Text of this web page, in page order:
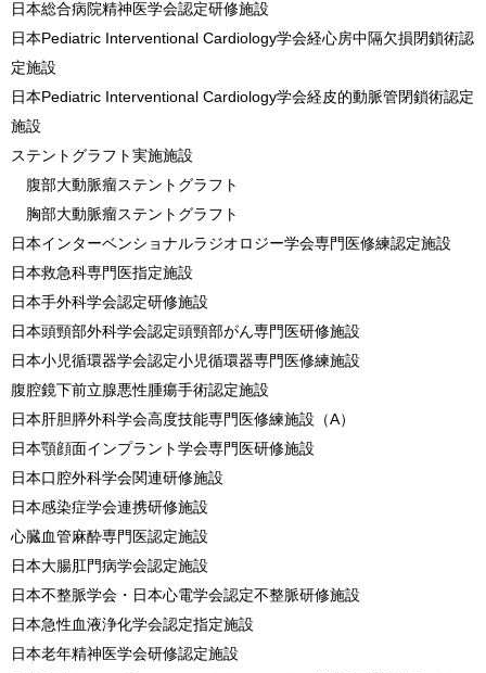
日本総合病院精神医学会認定研修施設
日本Pediatric Interventional Cardiology学会経心房中隔欠損閉鎖術認
定施設
日本Pediatric Interventional Cardiology学会経皮的動脈管閉鎖術認定
施設
ステントグラフト実施施設
腹部大動脈瘤ステントグラフト
胸部大動脈瘤ステントグラフト
日本インターベンショナルラジオロジー学会専門医修練認定施設
日本救急科専門医指定施設
日本手外科学会認定研修施設
日本頭頸部外科学会認定頭頸部がん専門医研修施設
日本小児循環器学会認定小児循環器専門医修練施設
腹腔鏡下前立腺悪性腫瘍手術認定施設
日本肝胆膵外科学会高度技能専門医修練施設（A）
日本顎顔面インプラント学会専門医研修施設
日本口腔外科学会関連研修施設
日本感染症学会連携研修施設
心臓血管麻酔専門医認定施設
日本大腸肛門病学会認定施設
日本不整脈学会・日本心電学会認定不整脈研修施設
日本急性血液浄化学会認定指定施設
日本老年精神医学会研修認定施設